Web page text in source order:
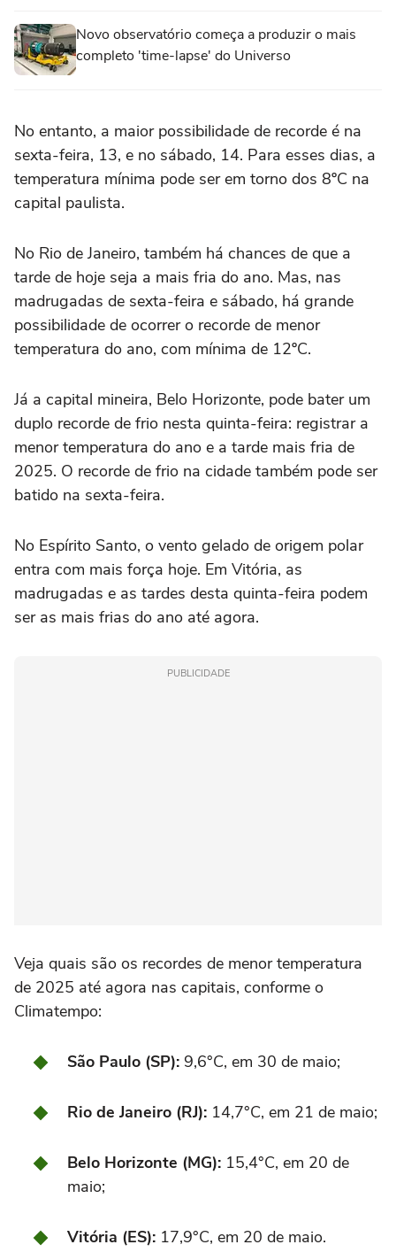
Novo observatório começa a produzir o mais
completo 'time-lapse' do Universo
No entanto, a maior possibilidade de recorde é na
sexta-feira, 13, e no sábado, 14. Para esses dias, a
temperatura mínima pode ser em torno dos 8ºC na
capital paulista.
No Rio de Janeiro, também há chances de que a
tarde de hoje seja a mais fria do ano. Mas, nas
madrugadas de sexta-feira e sábado, há grande
possibilidade de ocorrer o recorde de menor
temperatura do ano, com mínima de 12ºC.
Já a capital mineira, Belo Horizonte, pode bater um
duplo recorde de frio nesta quinta-feira: registrar a
menor temperatura do ano e a tarde mais fria de
2025. O recorde de frio na cidade também pode ser
batido na sexta-feira.
No Espírito Santo, o vento gelado de origem polar
entra com mais força hoje. Em Vitória, as
madrugadas e as tardes desta quinta-feira podem
ser as mais frias do ano até agora.
PUBLICIDADE
Veja quais são os recordes de menor temperatura
de 2025 até agora nas capitais, conforme o
Climatempo:
São Paulo (SP): 9,6°C, em 30 de maio;
Rio de Janeiro (RJ): 14,7°C, em 21 de maio;
Belo Horizonte (MG): 15,4°C, em 20 de
maio;
Vitória (ES): 17,9°C, em 20 de maio.